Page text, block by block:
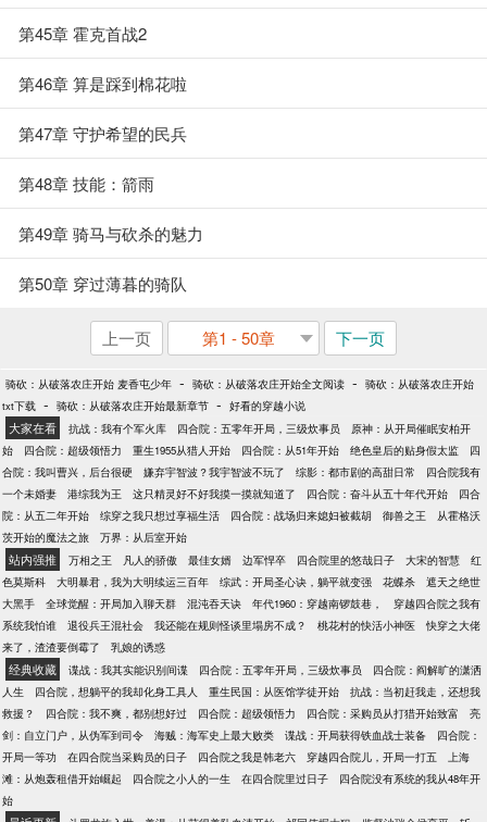
第45章 霍克首战2
第46章 算是踩到棉花啦
第47章 守护希望的民兵
第48章 技能：箭雨
第49章 骑马与砍杀的魅力
第50章 穿过薄暮的骑队
上一页 第1 - 50章 下一页
骑砍：从破落农庄开始 麦香屯少年 - 骑砍：从破落农庄开始全文阅读 - 骑砍：从破落农庄开始
txt下载 - 骑砍：从破落农庄开始最新章节 - 好看的穿越小说
大家在看 抗战：我有个军火库 四合院：五零年开局，三级炊事员
原神：从开局催眠安柏开
始
四合院：超级领悟力 重生1955从猎人开始 四合院：从51年开始 绝色皇后的贴身假太监
四
合院：我叫曹兴，后台很硬
嫌弃宇智波？我宇智波不玩了 综影：都市剧的高甜日常
四合院我有
一个未婚妻
港综我为王 这只精灵好不好我摸一摸就知道了 四合院：奋斗从五十年代开始
四合
院：从五二年开始
综穿之我只想过享福生活 四合院：战场归来媳妇被截胡 御兽之王
从霍格沃
茨开始的魔法之旅
万界：从后室开始
站内强推 万相之王 凡人的骄傲 最佳女婿 边军悍卒 四合院里的悠哉日子 大宋的智慧
红
色莫斯科
大明暴君，我为大明续运三百年 综武：开局圣心诀，躺平就变强 花蝶杀
遮天之绝世
大黑手
全球觉醒：开局加入聊天群 混沌吞天诀 年代1960：穿越南锣鼓巷，
穿越四合院之我有
系统我怕谁
退役兵王混社会 我还能在规则怪谈里塌房不成？ 桃花村的快活小神医
快穿之大佬
来了，渣渣要倒霉了
乳娘的诱惑
经典收藏 谍战：我其实能识别间谍 四合院：五零年开局，三级炊事员
四合院：阎解旷的潇洒
人生
四合院，想躺平的我却化身工具人 重生民国：从医馆学徒开始
抗战：当初赶我走，还想我
救援？
四合院：我不爽，都别想好过 四合院：超级领悟力 四合院：采购员从打猎开始致富
亮
剑：自立门户，从伪军到司令
海贼：海军史上最大败类 谍战：开局获得铁血战士装备
四合院：
开局一等功
在四合院当采购员的日子 四合院之我是韩老六 穿越四合院儿，开局一打五
上海
滩：从炮轰租借开始崛起
四合院之小人的一生 在四合院里过日子
四合院没有系统的我从48年开
始